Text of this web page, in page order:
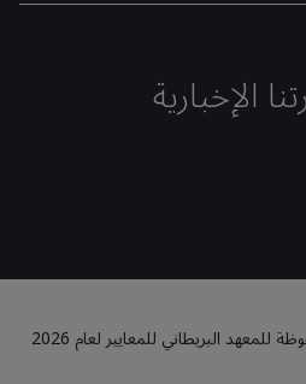
الإخبارية
البريطاني للمعايير لعام 2026